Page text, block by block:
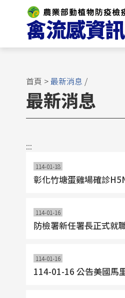
首頁 >最新消息 /
最新消息
:::
114-01-18
彰化竹塘蛋雞場確診
114-01-16
防檢署新任署長正式就
114-01-16
114-01-16 公告美國馬